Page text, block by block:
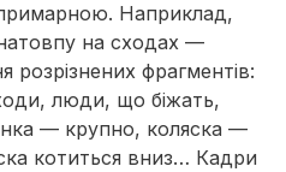
Наприклад,
натовпу на сходах —
розрізнених фрагментів:
люди, що біжать,
— крупно, коляска —
котиться вниз… Кадри